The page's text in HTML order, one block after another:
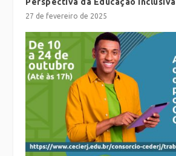
Perspectiva da Educação Inclusiva
27 de fevereiro de 2025